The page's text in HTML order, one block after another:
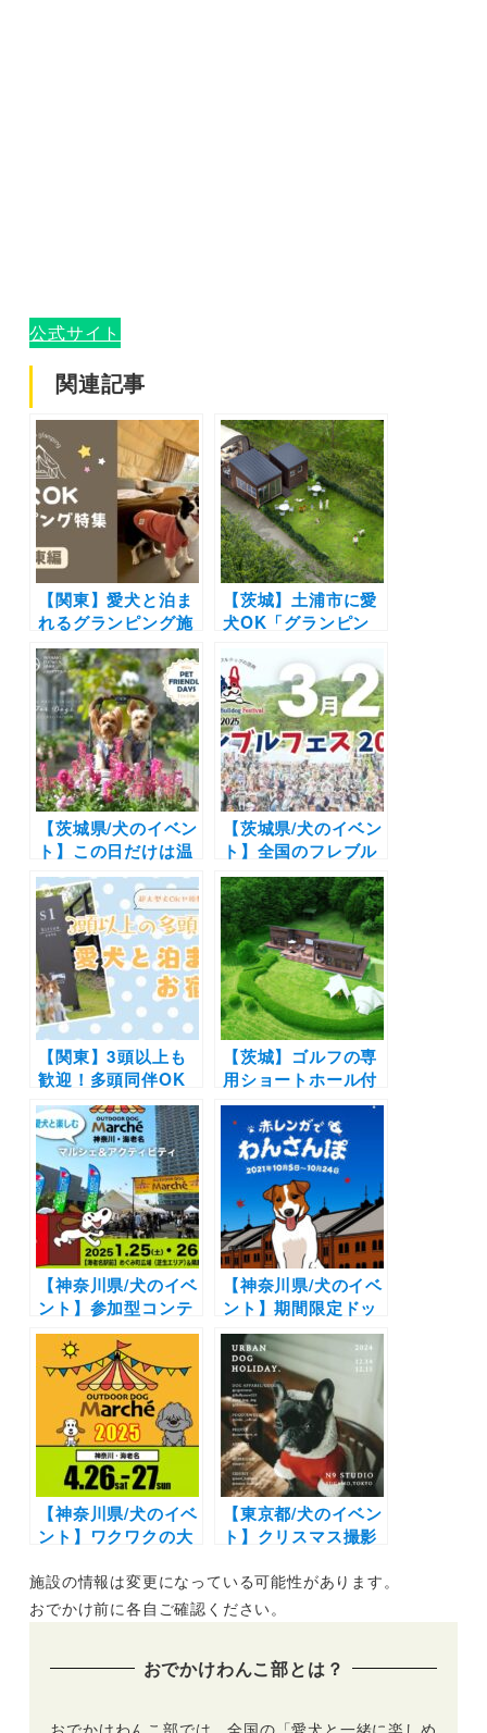
公式サイト
関連記事
【関東】愛犬と泊ま
れるグランピング施
設17選！ドッグラン
付きや愛犬用温泉付
き＆豪華BBQを楽し
めるおすすめスポッ
トを紹介
【茨城】土浦市に愛
犬OK「グランピン
ス茨城」オープン！
プライベートドッグ
ラン併設のコクーン
テント&アウトドア
体験も＜2022年3月
19日グランドオープ
ン>
【茨城県/犬のイベン
ト】この日だけは温
室内もペット入室
OK「ペットフレン
ドリーデイズ」（い
ばらきフラワーパー
ク）2/1〜2/2
【茨城県/犬のイベン
ト】全国のフレブル
ちゃんが大集合！
「フレブルフェス
2025」（こもれび森
のイバライド）3/2
【関東】3頭以上も
歓迎！多頭同伴OK
の宿10選 | 頭数制限
なしや超大型犬OK
の施設もご紹介（実
際のおでかけレポー
トあり）
【茨城】ゴルフの専
用ショートホール付
きヴィラも！愛犬と
泊まれる「天空の庭
天馬夢~amamu~」
が予約開始！全室露
天風呂付きで大型犬
もOK
【神奈川県/犬のイベ
ント】参加型コンテ
ンツから抽選会まで
「アウトドアドッグ
マルシェin海老名」
（ViNA GARDENS
イベント広場）1/25
〜1/26
【神奈川県/犬のイベ
ント】期間限定ドッ
グランやハロウィン
写真スポットも！
「赤レンガでわんさ
んぽ」（横浜赤レン
ガ倉庫2号館、イベ
ント広場、赤レンガ
パーク）10/5～
10/24開催
【神奈川県/犬のイベ
ント】ワクワクの大
トスポットも！「ア
ウトドアドッグマル
GARDENS イベン
【東京都/犬のイベン
ト】クリスマス撮影
プまで「URBAN
DOG HOLIDAY.
12/14～12/15
施設の情報は変更になっている可能性があります。
おでかけ前に各自ご確認ください。
おでかけわんこ部とは？
おでかけわんこ部では、全国の「愛犬と一緒に楽しめ